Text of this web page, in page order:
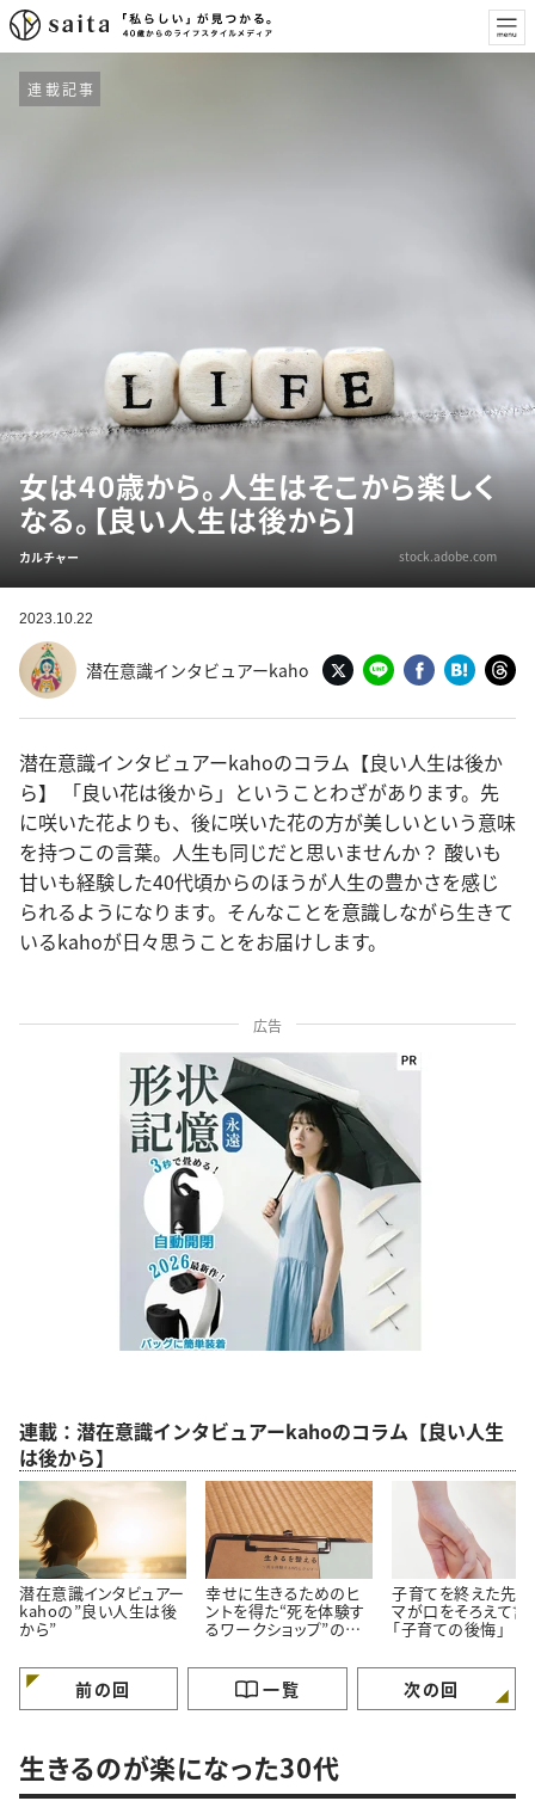
連載記事
女は40歳から。人生はそこから楽しく
なる。【良い人生は後から】
カルチャー stock.adobe.com
2023.10.22
潜在意識インタビュアーkaho
潜在意識インタビュアーkahoのコラム【良い人生は後か
ら】 「良い花は後から」ということわざがあります。先
に咲いた花よりも、後に咲いた花の方が美しいという意味
を持つこの言葉。人生も同じだと思いませんか？ 酸いも
甘いも経験した40代頃からのほうが人生の豊かさを感じ
られるようになります。そんなことを意識しながら生きて
いるkahoが日々思うことをお届けします。
広告
連載：潜在意識インタビュアーkahoのコラム【良い人生
は後から】
潜在意識インタビュアー
kahoの”良い人生は後
から”
幸せに生きるためのヒ
ントを得た“死を体験す
るワークショップ”の話
子育てを終えた先
マが口をそろえて言
「子育ての後悔」
前の回 一覧 次の回
生きるのが楽になった30代